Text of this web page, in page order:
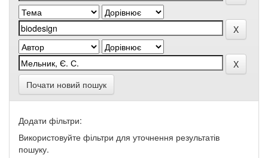
Почати новий пошук
Додати фільтри:
Використовуйте фільтри для уточнення результатів
пошуку.